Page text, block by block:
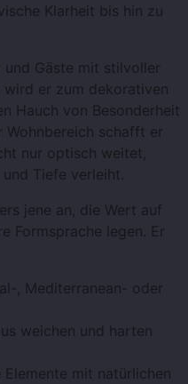
Klarheit bis hin zu
und Gäste mit stilvoller
wird er zum dekorativen
Hauch von Besonderheit
schafft er
nur optisch weitet,
Tiefe verleiht.
jene an, die Wert auf
Formsprache legen. Er
, Mediterranean- oder
weichen und harten
mit natürlichen